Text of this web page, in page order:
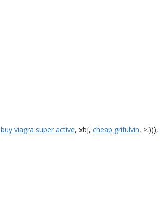
buy viagra super active, xbj, cheap grifulvin, >:))),